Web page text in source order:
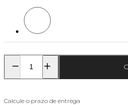
Cor: Branco
Calcule o prazo de entrega